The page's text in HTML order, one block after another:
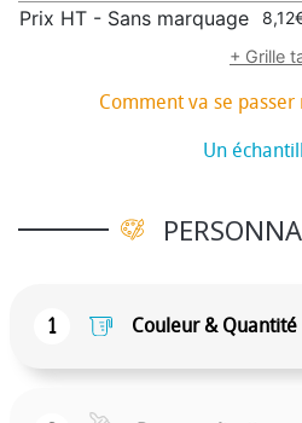
Prix HT - Sans marquage
+ Grille
Comment va se
Un
1 Couleur & Quantité